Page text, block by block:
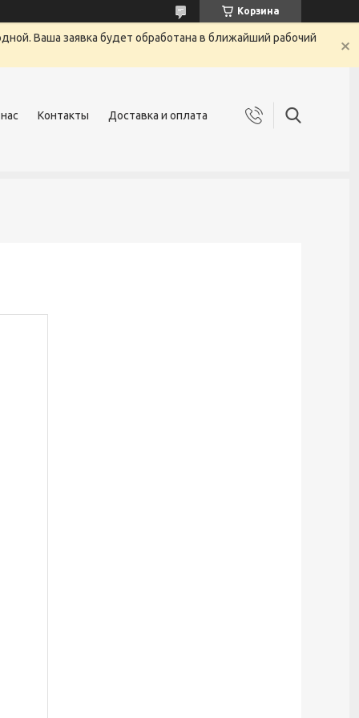
Корзина
Ваша заявка будет обработана в ближайший рабочий
Контакты Доставка и оплата